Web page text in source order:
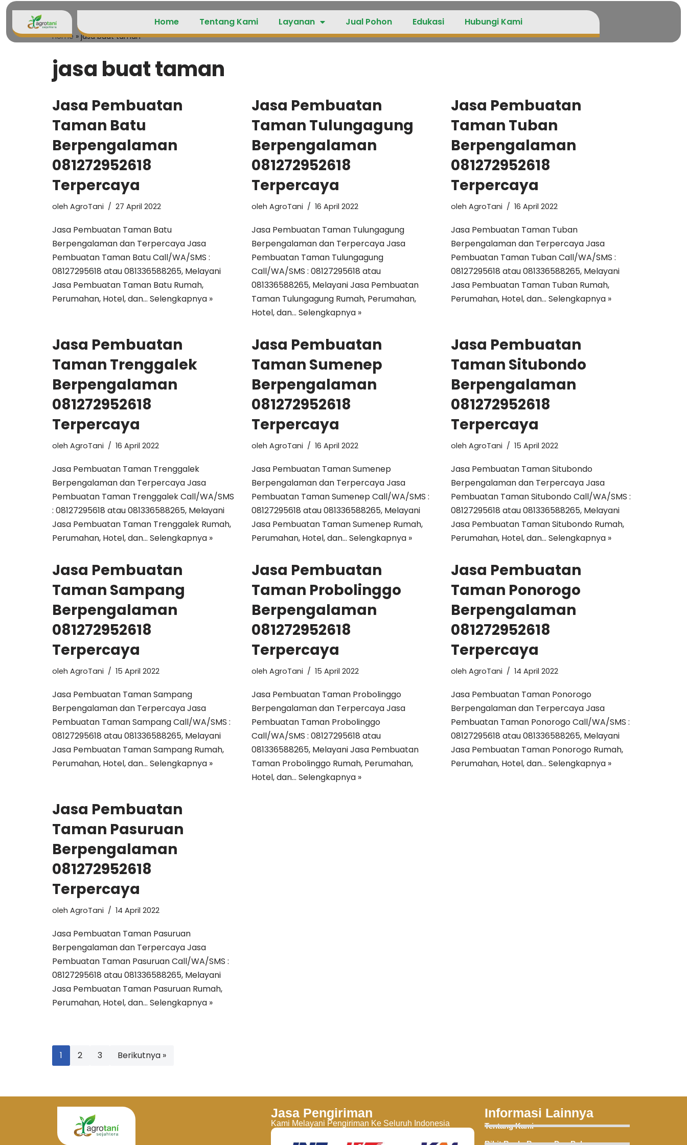
Lompat
ke
Home Tentang Kami Layanan Jual Pohon Edukasi Hubungi Kami
Home »jasa buat taman
jasa buat taman
Jasa Pembuatan
Taman Batu
Berpengalaman
081272952618
Terpercaya
oleh AgroTani 27 April 2022
Jasa Pembuatan Taman Batu
Berpengalaman dan Terpercaya Jasa
Pembuatan Taman Batu Call/WA/SMS :
08127295618 atau 081336588265, Melayani
Jasa Pembuatan Taman Batu Rumah,
Perumahan, Hotel, dan… Selengkapnya »
Jasa Pembuatan
Taman Tulungagung
Berpengalaman
081272952618
Terpercaya
oleh AgroTani 16 April 2022
Jasa Pembuatan Taman Tulungagung
Berpengalaman dan Terpercaya Jasa
Pembuatan Taman Tulungagung
Call/WA/SMS : 08127295618 atau
081336588265, Melayani Jasa Pembuatan
Taman Tulungagung Rumah, Perumahan,
Hotel, dan… Selengkapnya »
Jasa Pembuatan
Taman Tuban
Berpengalaman
081272952618
Terpercaya
oleh AgroTani 16 April 2022
Jasa Pembuatan Taman Tuban
Berpengalaman dan Terpercaya Jasa
Pembuatan Taman Tuban Call/WA/SMS :
08127295618 atau 081336588265, Melayani
Jasa Pembuatan Taman Tuban Rumah,
Perumahan, Hotel, dan… Selengkapnya »
Jasa Pembuatan
Taman Trenggalek
Berpengalaman
081272952618
Terpercaya
oleh AgroTani 16 April 2022
Jasa Pembuatan Taman Trenggalek
Berpengalaman dan Terpercaya Jasa
Pembuatan Taman Trenggalek Call/WA/SMS
: 08127295618 atau 081336588265, Melayani
Jasa Pembuatan Taman Trenggalek Rumah,
Perumahan, Hotel, dan… Selengkapnya »
Jasa Pembuatan
Taman Sumenep
Berpengalaman
081272952618
Terpercaya
oleh AgroTani 16 April 2022
Jasa Pembuatan Taman Sumenep
Berpengalaman dan Terpercaya Jasa
Pembuatan Taman Sumenep Call/WA/SMS :
08127295618 atau 081336588265, Melayani
Jasa Pembuatan Taman Sumenep Rumah,
Perumahan, Hotel, dan… Selengkapnya »
Jasa Pembuatan
Taman Situbondo
Berpengalaman
081272952618
Terpercaya
oleh AgroTani 15 April 2022
Jasa Pembuatan Taman Situbondo
Berpengalaman dan Terpercaya Jasa
Pembuatan Taman Situbondo Call/WA/SMS :
08127295618 atau 081336588265, Melayani
Jasa Pembuatan Taman Situbondo Rumah,
Perumahan, Hotel, dan… Selengkapnya »
Jasa Pembuatan
Taman Sampang
Berpengalaman
081272952618
Terpercaya
oleh AgroTani 15 April 2022
Jasa Pembuatan Taman Sampang
Berpengalaman dan Terpercaya Jasa
Pembuatan Taman Sampang Call/WA/SMS :
08127295618 atau 081336588265, Melayani
Jasa Pembuatan Taman Sampang Rumah,
Perumahan, Hotel, dan… Selengkapnya »
Jasa Pembuatan
Taman Probolinggo
Berpengalaman
081272952618
Terpercaya
oleh AgroTani 15 April 2022
Jasa Pembuatan Taman Probolinggo
Berpengalaman dan Terpercaya Jasa
Pembuatan Taman Probolinggo
Call/WA/SMS : 08127295618 atau
081336588265, Melayani Jasa Pembuatan
Taman Probolinggo Rumah, Perumahan,
Hotel, dan… Selengkapnya »
Jasa Pembuatan
Taman Ponorogo
Berpengalaman
081272952618
Terpercaya
oleh AgroTani 14 April 2022
Jasa Pembuatan Taman Ponorogo
Berpengalaman dan Terpercaya Jasa
Pembuatan Taman Ponorogo Call/WA/SMS :
08127295618 atau 081336588265, Melayani
Jasa Pembuatan Taman Ponorogo Rumah,
Perumahan, Hotel, dan… Selengkapnya »
Jasa Pembuatan
Taman Pasuruan
Berpengalaman
081272952618
Terpercaya
oleh AgroTani 14 April 2022
Jasa Pembuatan Taman Pasuruan
Berpengalaman dan Terpercaya Jasa
Pembuatan Taman Pasuruan Call/WA/SMS :
08127295618 atau 081336588265, Melayani
Jasa Pembuatan Taman Pasuruan Rumah,
Perumahan, Hotel, dan… Selengkapnya »
1 2 3 Berikutnya »
Jasa Pengiriman
Kami Melayani Pengiriman Ke Seluruh Indonesia
Informasi Lainnya
Tentang Kami